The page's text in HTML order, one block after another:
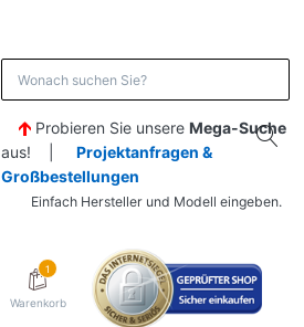
Probieren Sie unsere Mega-Suche
aus! | Projektanfragen &
Großbestellungen
Einfach Hersteller und Modell eingeben.
1
Warenkorb